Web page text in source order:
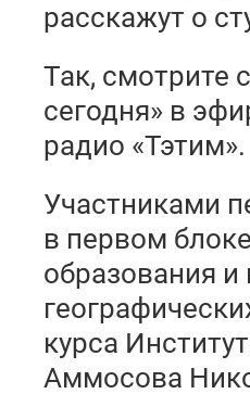
расскажут о
Так, смотрите
сегодня» в
радио «Тэтим».
Участниками
в первом
образования и
курса
Аммосова